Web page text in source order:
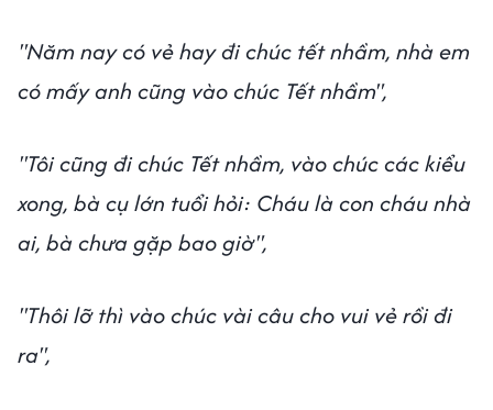
"Năm nay có vẻ hay đi chúc tết nhầm, nhà em
có mấy anh cũng vào chúc Tết nhầm",
"Tôi cũng đi chúc Tết nhầm, vào chúc các kiểu
xong, bà cụ lớn tuổi hỏi: Cháu là con cháu nhà
ai, bà chưa gặp bao giờ",
"Thôi lỡ thì vào chúc vài câu cho vui vẻ rồi đi
ra",